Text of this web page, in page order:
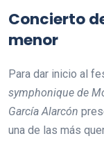
Concierto
menor
Para dar inicio al
symphonique de
García Alarcón
una de las más